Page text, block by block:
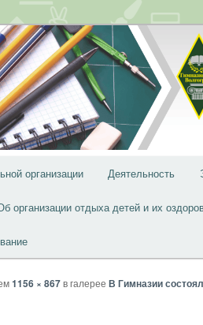
организации Деятельность
организации отдыха детей и их
1156 × 867в галерее В Гимназии